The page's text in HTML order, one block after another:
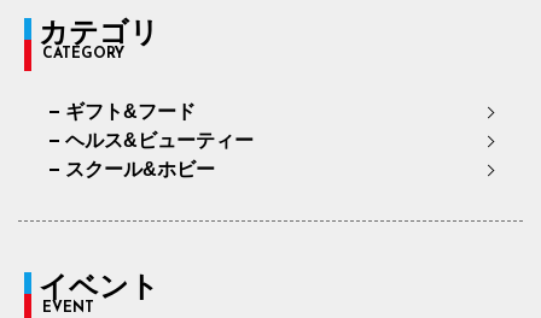
カテゴリ
CATEGORY
ギフト&フード
ヘルス&ビューティー
スクール&ホビー
イベント
EVENT